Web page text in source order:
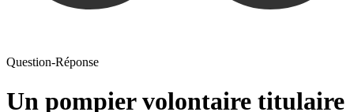
Question-Réponse
Un pompier volontaire titulaire